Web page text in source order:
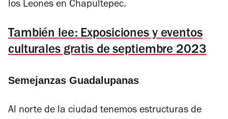
los Leones en Chapultepec.
También lee: Exposiciones y eventos
culturales gratis de septiembre 2023
Semejanzas Guadalupanas
Al norte de la ciudad tenemos estructuras de